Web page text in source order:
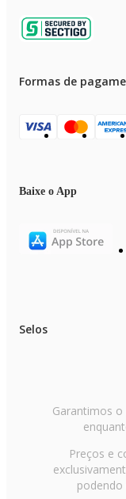
Formas de
Baixe o App
Selos
Garantimos
Preços e
podendo